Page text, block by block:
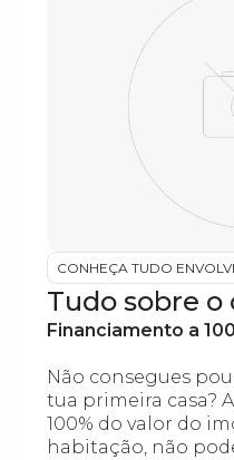
CONHEÇA TUDO
Tudo sobre
Financiamento a
Não consegues
tua primeira casa?
100% do valor do
habitação, não